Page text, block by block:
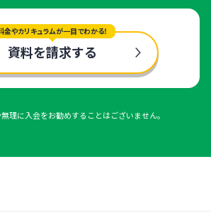
金やカリキュラムが一目でわかる！
資料を請求する
理に入会をお勧めすることはございません。